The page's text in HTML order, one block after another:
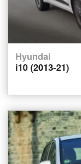
Hyundai
i10 (2013-21)